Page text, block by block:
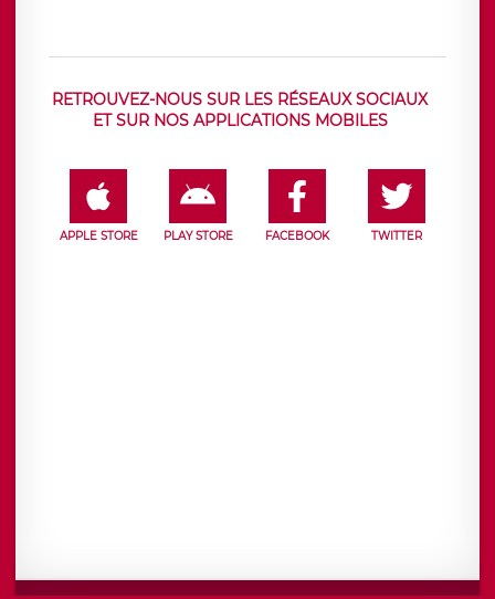
RETROUVEZ-NOUS SUR LES RÉSEAUX SOCIAUX
ET SUR NOS APPLICATIONS MOBILES
APPLE STORE PLAY STORE FACEBOOK TWITTER